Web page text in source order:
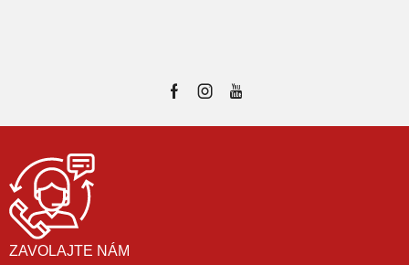
ZAVOLAJTE NÁM